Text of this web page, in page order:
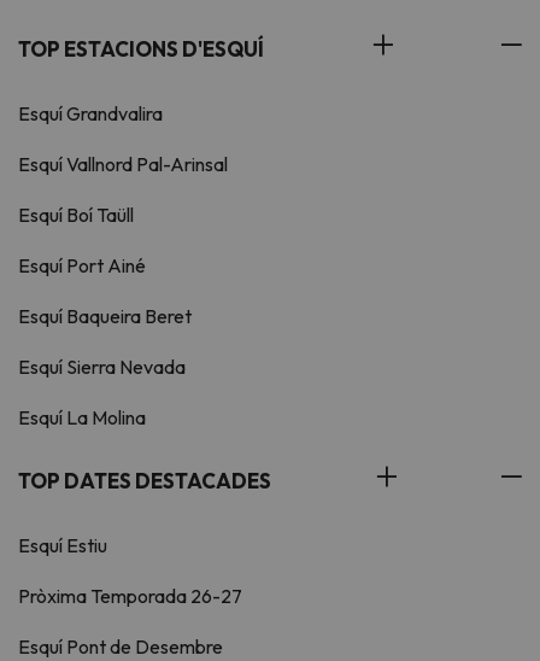
TOP ESTACIONS D'ESQUÍ
Esquí Grandvalira
Esquí Vallnord Pal-Arinsal
Esquí Boí Taüll
Esquí Port Ainé
Esquí Baqueira Beret
Esquí Sierra Nevada
Esquí La Molina
TOP DATES DESTACADES
Esquí Estiu
Pròxima Temporada 26-27
Esquí Pont de Desembre